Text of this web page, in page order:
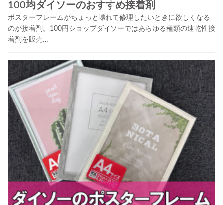
100均ダイソーのおすすめ接着剤
ポスターフレームがちょっと壊れて修理したいときに欲しくなる
のが接着剤。100円ショップダイソーではあらゆる種類の速乾性接
着剤を販売…